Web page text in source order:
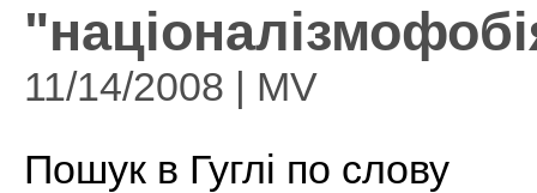
11/14/2008 | MV
Пошук в Гуглі по слову